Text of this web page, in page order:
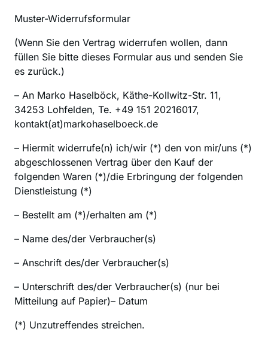
Muster-Widerrufsformular
‍(Wenn Sie den Vertrag widerrufen wollen, dann
füllen Sie bitte dieses Formular aus und senden Sie
es zurück.)
– An Marko Haselböck, Käthe-Kollwitz-Str. 11,
34253 Lohfelden, Te. +49 151 20216017,
kontakt(at)markohaselboeck.de
– Hiermit widerrufe(n) ich/wir (*) den von mir/uns (*)
abgeschlossenen Vertrag über den Kauf der
folgenden Waren (*)/die Erbringung der folgenden
Dienstleistung (*)
– Bestellt am (*)/erhalten am (*)
– Name des/der Verbraucher(s)
– Anschrift des/der Verbraucher(s)
– Unterschrift des/der Verbraucher(s) (nur bei
Mitteilung auf Papier)– Datum
(*) Unzutreffendes streichen.